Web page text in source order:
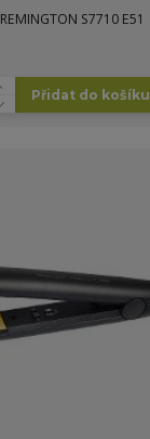
S7710 E51
Přidat do košíku